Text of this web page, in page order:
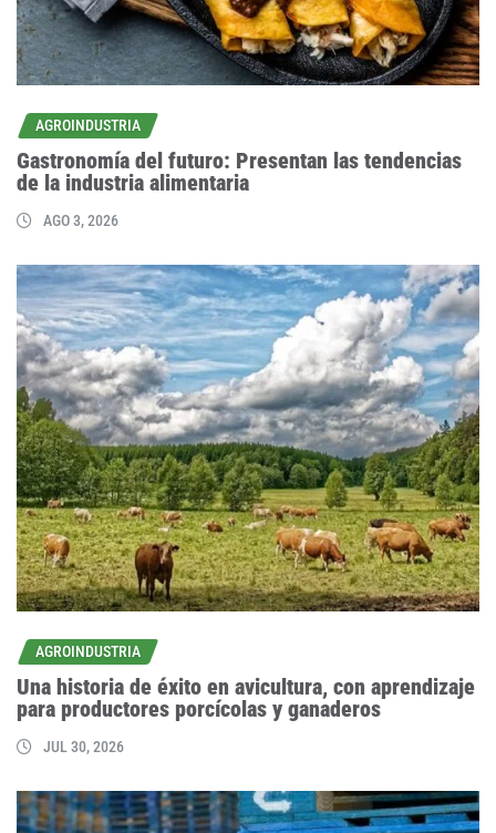
AGROINDUSTRIA
Gastronomía del futuro: Presentan las tendencias
de la industria alimentaria
AGO 3, 2026
AGROINDUSTRIA
Una historia de éxito en avicultura, con aprendizaje
para productores porcícolas y ganaderos
JUL 30, 2026